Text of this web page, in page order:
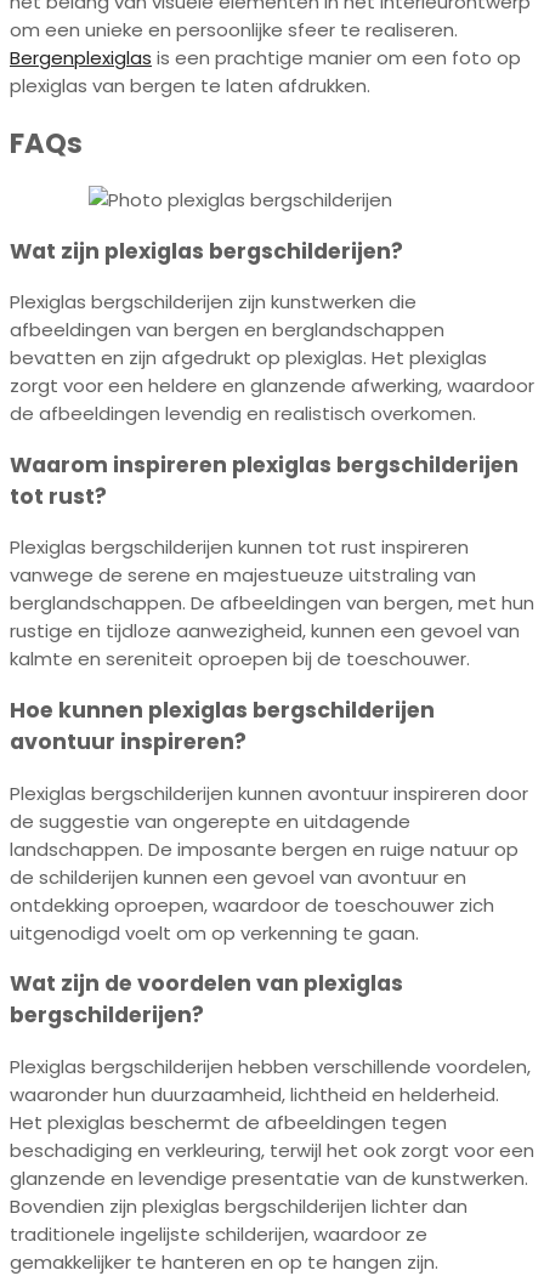
om een unieke en persoonlijke sfeer te realiseren.
Bergenplexiglas is een prachtige manier om een foto op
plexiglas van bergen te laten afdrukken.
FAQs
Wat zijn plexiglas bergschilderijen?
Plexiglas bergschilderijen zijn kunstwerken die
afbeeldingen van bergen en berglandschappen
bevatten en zijn afgedrukt op plexiglas. Het plexiglas
zorgt voor een heldere en glanzende afwerking, waardoor
de afbeeldingen levendig en realistisch overkomen.
Waarom inspireren plexiglas bergschilderijen
tot rust?
Plexiglas bergschilderijen kunnen tot rust inspireren
vanwege de serene en majestueuze uitstraling van
berglandschappen. De afbeeldingen van bergen, met hun
rustige en tijdloze aanwezigheid, kunnen een gevoel van
kalmte en sereniteit oproepen bij de toeschouwer.
Hoe kunnen plexiglas bergschilderijen
avontuur inspireren?
Plexiglas bergschilderijen kunnen avontuur inspireren door
de suggestie van ongerepte en uitdagende
landschappen. De imposante bergen en ruige natuur op
de schilderijen kunnen een gevoel van avontuur en
ontdekking oproepen, waardoor de toeschouwer zich
uitgenodigd voelt om op verkenning te gaan.
Wat zijn de voordelen van plexiglas
bergschilderijen?
Plexiglas bergschilderijen hebben verschillende voordelen,
waaronder hun duurzaamheid, lichtheid en helderheid.
Het plexiglas beschermt de afbeeldingen tegen
beschadiging en verkleuring, terwijl het ook zorgt voor een
glanzende en levendige presentatie van de kunstwerken.
Bovendien zijn plexiglas bergschilderijen lichter dan
traditionele ingelijste schilderijen, waardoor ze
gemakkelijker te hanteren en op te hangen zijn.